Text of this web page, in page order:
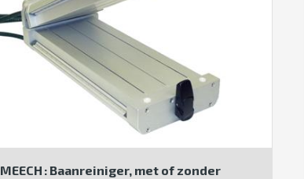
MEECH : Baanreiniger, met of zonder